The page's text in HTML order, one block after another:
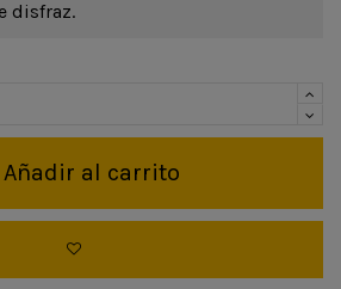
disfraz.
Añadir al carrito